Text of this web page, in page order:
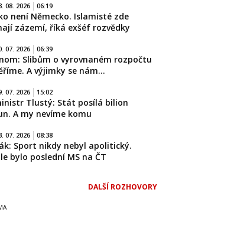
08. 2026 06:19
není Německo. Islamisté zde
zázemí, říká exšéf rozvědky
07. 2026 06:39
Slibům o vyrovnaném rozpočtu
A výjimky se nám…
07. 2026 15:02
Tlustý: Stát posílá bilion
A my nevíme komu
07. 2026 08:38
Sport nikdy nebyl apolitický.
bylo poslední MS na ČT
DALŠÍ ROZHOVORY